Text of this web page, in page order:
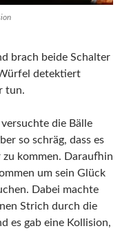
brach beide Schalter
detektiert
tun.
die Bälle
so schräg, dass es
kommen. Daraufhin
um sein Glück
Dabei machte
Strich durch die
es gab eine Kollision,